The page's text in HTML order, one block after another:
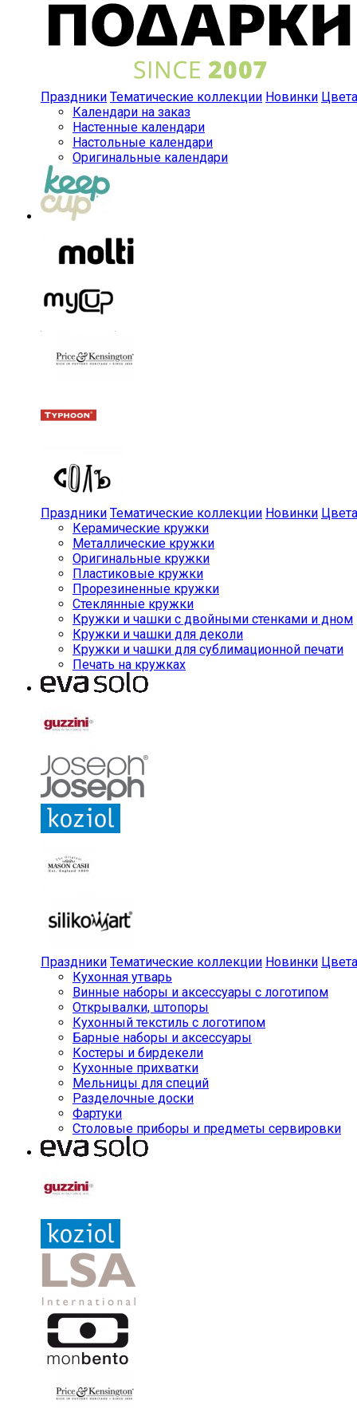
Праздники Тематические коллекции Новинки Цвета
Календари на заказ
Настенные календари
Настольные календари
Оригинальные календари
Праздники Тематические коллекции Новинки Цвета
Керамические кружки
Металлические кружки
Оригинальные кружки
Пластиковые кружки
Прорезиненные кружки
Стеклянные кружки
Кружки и чашки с двойными стенками и дном
Кружки и чашки для деколи
Кружки и чашки для сублимационной печати
Печать на кружках
Праздники Тематические коллекции Новинки Цвета
Кухонная утварь
Винные наборы и аксессуары с логотипом
Открывалки, штопоры
Кухонный текстиль с логотипом
Барные наборы и аксессуары
Костеры и бирдекели
Кухонные прихватки
Мельницы для специй
Разделочные доски
Фартуки
Столовые приборы и предметы сервировки